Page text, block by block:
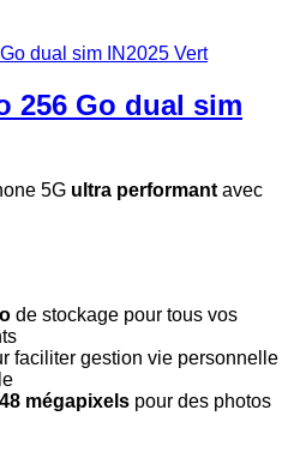
256 Go dual sim
5G ultra performant avec
de stockage pour tous vos
faciliter gestion vie personnelle
mégapixels pour des photos